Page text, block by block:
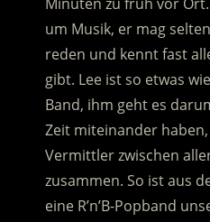
um Musik, er mag
reden und kennt fast
gibt. Lee ist so etwas
Band, ihm geht es
Zeit miteinander
Vermittler zwischen
zusammen. So ist aus
eine R’n’B-Popband